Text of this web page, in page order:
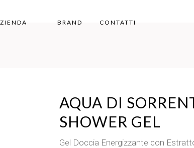
BRAND CONTATTI
AQUA DI
SHOWER GEL
Gel Doccia Energizzante con